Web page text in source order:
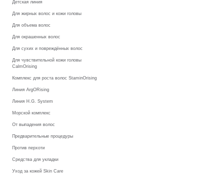
Детская линия
Для жирных волос и кожи головы
Для объема волос
Для окрашенных волос
Для сухих и повреждённых волос
Для чувствительной кожи головы
CalmOrising
Комплекс для роста волос StaminOrising
Линия ArgORising
Линия H.G. System
Морской комплекс
От выпадения волос
Предварительные процедуры
Против перхоти
Средства для укладки
Уход за кожей Skin Care